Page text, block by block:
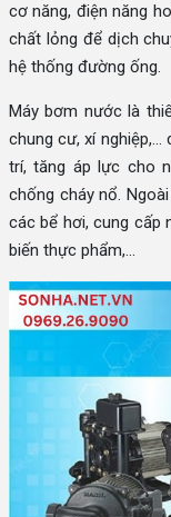
cơ năng, điện năng
chất lỏng để dịch
hệ thống đường ống.
Máy bơm nước là
chung cư, xí
trí, tăng áp lực cho
chống cháy nổ.
các bể hơi, cung cấp
biến thực phẩm,...